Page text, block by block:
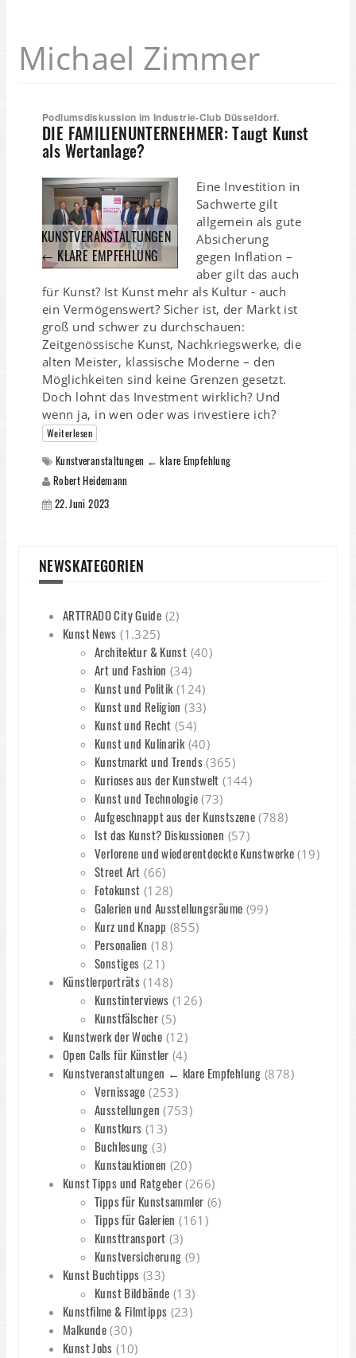
Michael Zimmer
Podiumsdiskussion im Industrie-Club Düsseldorf.
DIE FAMILIENUNTERNEHMER: Taugt Kunst
als Wertanlage?
KUNSTVERANSTALTUNGEN
← KLARE EMPFEHLUNG
Eine Investition in
Sachwerte gilt
allgemein als gute
Absicherung
gegen Inflation –
aber gilt das auch
für Kunst? Ist Kunst mehr als Kultur - auch
ein Vermögenswert? Sicher ist, der Markt ist
groß und schwer zu durchschauen:
Zeitgenössische Kunst, Nachkriegswerke, die
alten Meister, klassische Moderne – den
Möglichkeiten sind keine Grenzen gesetzt.
Doch lohnt das Investment wirklich? Und
wenn ja, in wen oder was investiere ich?
Weiterlesen
Kunstveranstaltungen ← klare Empfehlung
Robert Heidemann
22. Juni 2023
NEWSKATEGORIEN
ARTTRADO City Guide (2)
Kunst News (1.325)
Architektur & Kunst (40)
Art und Fashion (34)
Kunst und Politik(124)
Kunst und Religion (33)
Kunst und Recht (54)
Kunst und Kulinarik(40)
Kunstmarkt und Trends(365)
Kurioses aus der Kunstwelt (144)
Kunst und Technologie(73)
Aufgeschnappt aus der Kunstszene (788)
Ist das Kunst? Diskussionen (57)
Verlorene und wiederentdeckte Kunstwerke (19)
Street Art (66)
Fotokunst (128)
Galerien und Ausstellungsräume (99)
Kurz und Knapp (855)
Personalien (18)
Sonstiges (21)
Künstlerporträts (148)
Kunstinterviews (126)
Kunstfälscher(5)
Kunstwerk der Woche (12)
Open Calls für Künstler (4)
Kunstveranstaltungen ← klare Empfehlung (878)
Vernissage (253)
Ausstellungen (753)
Kunstkurs (13)
Buchlesung (3)
Kunstauktionen (20)
Kunst Tipps und Ratgeber (266)
Tipps für Kunstsammler (6)
Tipps für Galerien (161)
Kunsttransport (3)
Kunstversicherung (9)
Kunst Buchtipps (33)
Kunst Bildbände (13)
Kunstfilme & Filmtipps (23)
Malkunde (30)
Kunst Jobs (10)